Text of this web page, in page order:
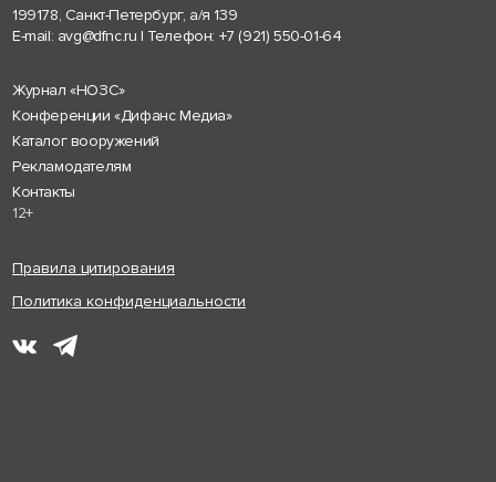
199178, Санкт-Петербург, а/я 139
E-mail: avg@dfnc.ru | Телефон: +7 (921) 550-01-64
Журнал «НОЗС»
Конференции «Дифанс Медиа»
Каталог вооружений
Рекламодателям
Контакты
12+
Правила цитирования
Политика конфиденциальности